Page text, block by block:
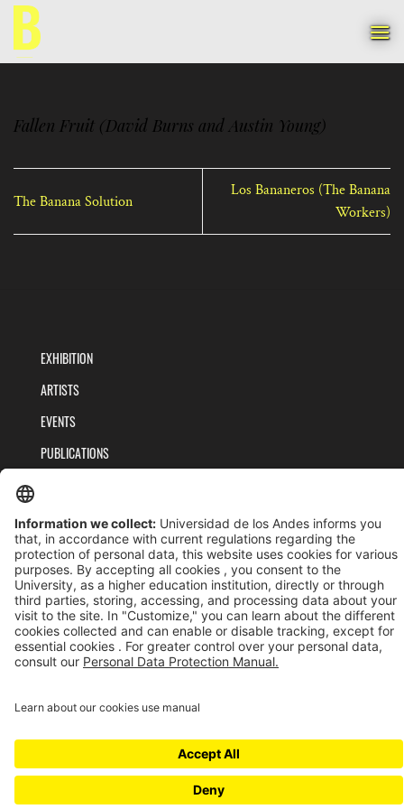
Skip
content
Fallen Fruit (David Burns and Austin Young)
The Banana Solution
Los Bananeros (The Banana
Workers)
EXHIBITION
ARTISTS
EVENTS
PUBLICATIONS
PRIVACY POLICY
TERMS AND CONDITIONS
Reconocimiento como Universidad: Decreto 1297 del 30 de mayo de 1964.
Reconocimiento personería jurídica: Resolución 28 del 23 de febrero de 1949 MinJusticia.